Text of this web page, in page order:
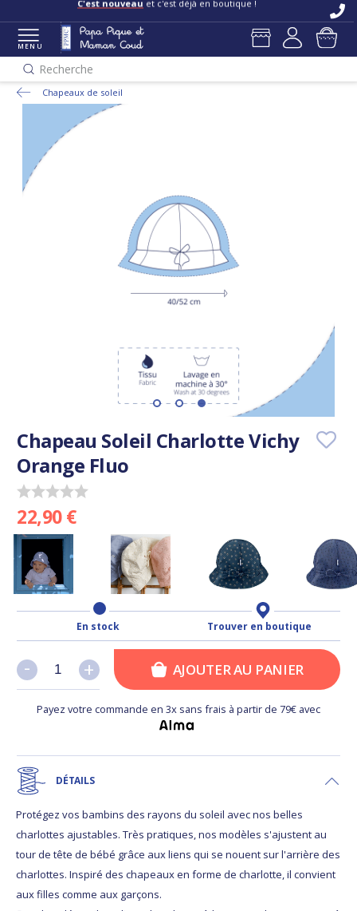
C'est nouveau et c'est déjà en boutique !
MENU
Recherche
Chapeaux de soleil
Chapeau Soleil Charlotte Vichy
Orange Fluo
22,90 €
En stock Trouver en boutique
+
- +
- AJOUTER AU PANIER
Payez votre commande en 3x sans frais à partir de 79€ avec
DÉTAILS
Protégez vos bambins des rayons du soleil avec nos belles
charlottes ajustables. Très pratiques, nos modèles s'ajustent au
tour de tête de bébé grâce aux liens qui se nouent sur l'arrière des
charlottes. Inspiré des chapeaux en forme de charlotte, il convient
aux filles comme aux garçons.